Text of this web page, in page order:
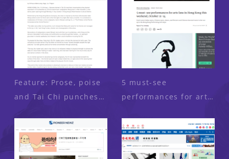
Feature: Prose, poise
and Tai Chi punches:
incarnates classic of
Chinese cursive
calligraphy (Media:
5 must-see
performances for arts
this weekend, October
11-14 (Media: South
China Morning Post)